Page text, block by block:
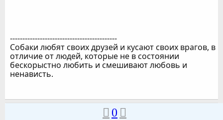
-------------------------------------------
Собаки любят своих друзей и кусают своих врагов, в
отличие от людей, которые не в состоянии
бескорыстно любить и смешивают любовь и
ненависть.
0